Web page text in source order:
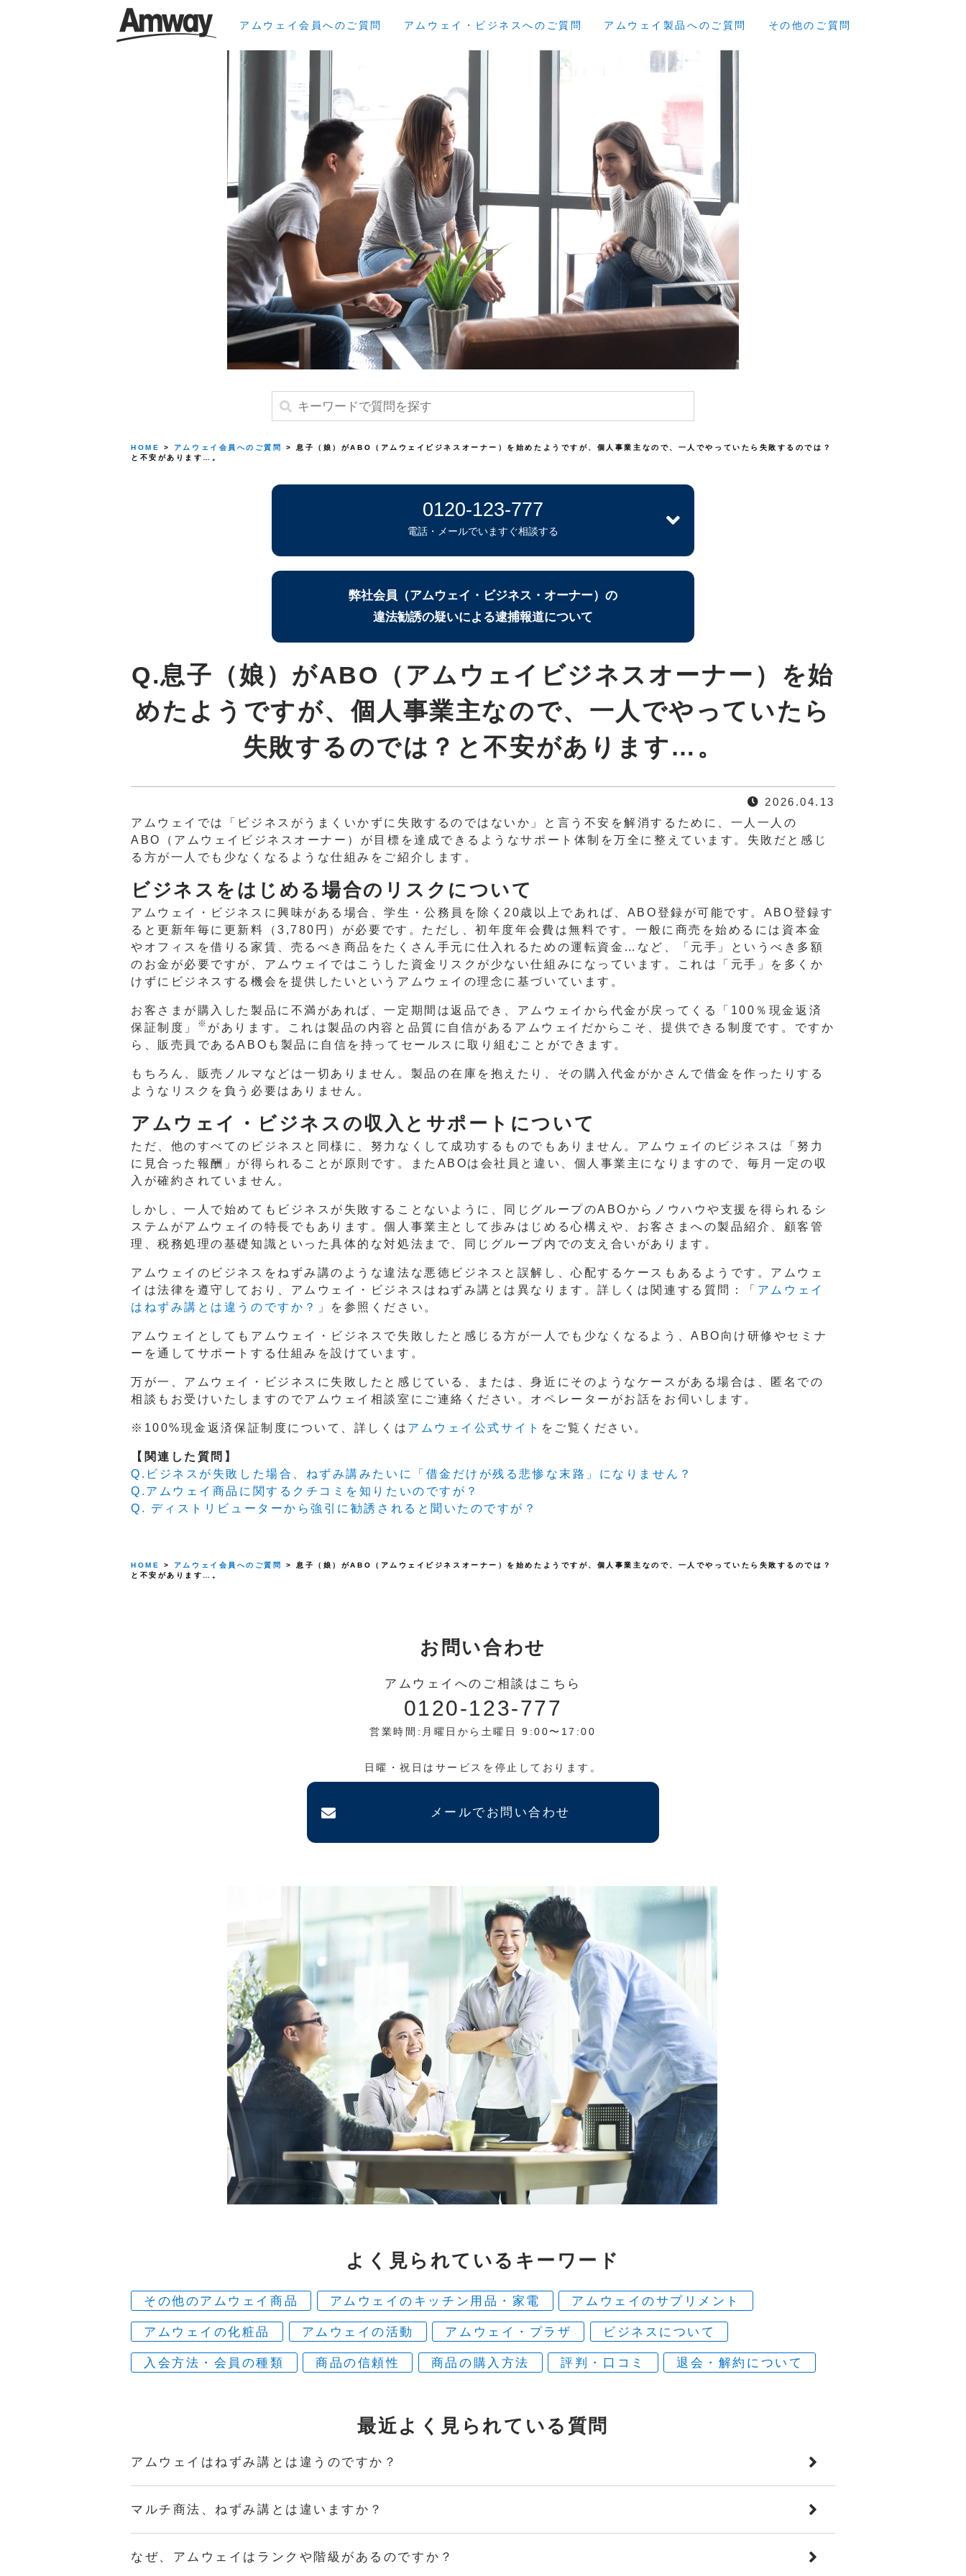
アムウェイ会員へのご質問 アムウェイ・ビジネスへのご質問 アムウェイ製品へのご質問 その他のご質問
HOME > アムウェイ会員へのご質問
> 息子（娘）がABO（アムウェイビジネスオーナー）を始めたようですが、個人事業主なので、一人でやっていたら失敗するのでは？
と不安があります…。
0120-123-777
電話・メールでいますぐ相談する
弊社会員（アムウェイ・ビジネス・オーナー）の
違法勧誘の疑いによる逮捕報道について
Q.息子（娘）がABO（アムウェイビジネスオーナー）を始
めたようですが、個人事業主なので、一人でやっていたら
失敗するのでは？と不安があります…。
2026.04.13
アムウェイでは「ビジネスがうまくいかずに失敗するのではないか」と言う不安を解消するために、一人一人の
ABO（アムウェイビジネスオーナー）が目標を達成できるようなサポート体制を万全に整えています。失敗だと感じ
る方が一人でも少なくなるような仕組みをご紹介します。
ビジネスをはじめる場合のリスクについて
アムウェイ・ビジネスに興味がある場合、学生・公務員を除く20歳以上であれば、ABO登録が可能です。ABO登録す
ると更新年毎に更新料（3,780円）が必要です。ただし、初年度年会費は無料です。一般に商売を始めるには資本金
やオフィスを借りる家賃、売るべき商品をたくさん手元に仕入れるための運転資金…など、「元手」というべき多額
のお金が必要ですが、アムウェイではこうした資金リスクが少ない仕組みになっています。これは「元手」を多くか
けずにビジネスする機会を提供したいというアムウェイの理念に基づいています。
お客さまが購入した製品に不満があれば、一定期間は返品でき、アムウェイから代金が戻ってくる「100％現金返済
保証制度」
※ があります。これは製品の内容と品質に自信があるアムウェイだからこそ、提供できる制度です。ですか
ら、販売員であるABOも製品に自信を持ってセールスに取り組むことができます。
もちろん、販売ノルマなどは一切ありません。製品の在庫を抱えたり、その購入代金がかさんで借金を作ったりする
ようなリスクを負う必要はありません。
アムウェイ・ビジネスの収入とサポートについて
ただ、他のすべてのビジネスと同様に、努力なくして成功するものでもありません。アムウェイのビジネスは「努力
に見合った報酬」が得られることが原則です。またABOは会社員と違い、個人事業主になりますので、毎月一定の収
入が確約されていません。
しかし、一人で始めてもビジネスが失敗することないように、同じグループのABOからノウハウや支援を得られるシ
ステムがアムウェイの特長でもあります。個人事業主として歩みはじめる心構えや、お客さまへの製品紹介、顧客管
理、税務処理の基礎知識といった具体的な対処法まで、同じグループ内での支え合いがあります。
アムウェイのビジネスをねずみ講のような違法な悪徳ビジネスと誤解し、心配するケースもあるようです。アムウェ
イは法律を遵守しており、アムウェイ・ビジネスはねずみ講とは異なります。詳しくは関連する質問：「 アムウェイ
はねずみ講とは違うのですか？
」を参照ください。
アムウェイとしてもアムウェイ・ビジネスで失敗したと感じる方が一人でも少なくなるよう、ABO向け研修やセミナ
ーを通してサポートする仕組みを設けています。
万が一、アムウェイ・ビジネスに失敗したと感じている、または、身近にそのようなケースがある場合は、匿名での
相談もお受けいたしますのでアムウェイ相談室にご連絡ください。オペレーターがお話をお伺いします。
※100%現金返済保証制度について、詳しくは アムウェイ公式サイト をご覧ください。
【関連した質問】
Q.ビジネスが失敗した場合、ねずみ講みたいに「借金だけが残る悲惨な末路」になりません？
Q.アムウェイ商品に関するクチコミを知りたいのですが？
Q. ディストリビューターから強引に勧誘されると聞いたのですが？
HOME > アムウェイ会員へのご質問
> 息子（娘）がABO（アムウェイビジネスオーナー）を始めたようですが、個人事業主なので、一人でやっていたら失敗するのでは？
と不安があります…。
お問い合わせ
アムウェイへのご相談はこちら
0120-123-777
営業時間:月曜日から土曜日 9:00〜17:00
日曜・祝日はサービスを停止しております。
メールでお問い合わせ
よく見られている キーワード
その他のアムウェイ商品 アムウェイのキッチン用品・家電 アムウェイのサプリメント
アムウェイの化粧品 アムウェイの活動 アムウェイ・プラザ ビジネスについて
入会方法・会員の種類 商品の信頼性 商品の購入方法 評判・口コミ 退会・解約について
最近よく見られている 質問
アムウェイはねずみ講とは違うのですか？
マルチ商法、ねずみ講とは違いますか？
なぜ、アムウェイはランクや階級があるのですか？